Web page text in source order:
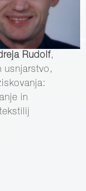
Rudolf,
usnjarstvo,
in